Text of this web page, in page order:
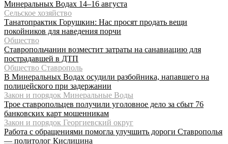
Минеральных Водах 14–16 августа
Сельское хозяйство
Танатопрактик Горушкин: Нас просят продать вещи
покойников для наведения порчи
Общество
Ставропольчанин возместит затраты на санавиацию для
пострадавшей в ДТП
Общество Ставрополь
В Минеральных Водах осудили разбойника, напавшего на
полицейского при задержании
Закон и порядок Минеральные Воды
Трое ставропольцев получили уголовное дело за сбыт 76
банковских карт мошенникам
Закон и порядок Георгиевский округ
Работа с обращениями помогла улучшить дороги Ставрополья
— политолог Кислицина